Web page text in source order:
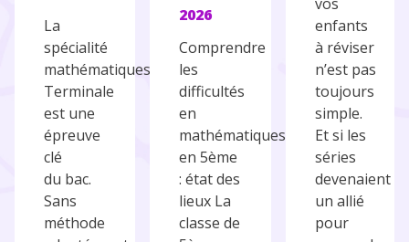
La
spécialité
mathématiques en
Terminale
est une
épreuve
clé
du bac.
Sans
méthode
2026
Comprendre
les
difficultés
en
mathématiques
en 5ème
: état des
lieux La
classe de
enfants
à réviser
n’est pas
toujours
simple.
Et si les
séries
devenaient
un allié
pour